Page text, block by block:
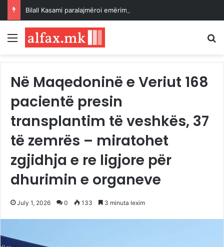
Menu
Në Maqedoninë e Veriut 168
pacientë presin
transplantim të veshkës, 37
të zemrës – miratohet
zgjidhja e re ligjore për
dhurimin e organeve
July 1, 2026 0 133 3 minuta lexim